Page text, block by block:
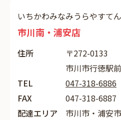
いちかわみなみうらやすてん
市川南・浦安店
住所
〒272-0133
市川市行徳駅
TEL
047-318-6886
FAX
047-318-6887
配達エリア
市川市・浦安市